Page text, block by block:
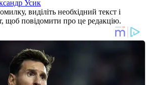
Усик
виділіть необхідний текст і
щоб повідомити про це редакцію.